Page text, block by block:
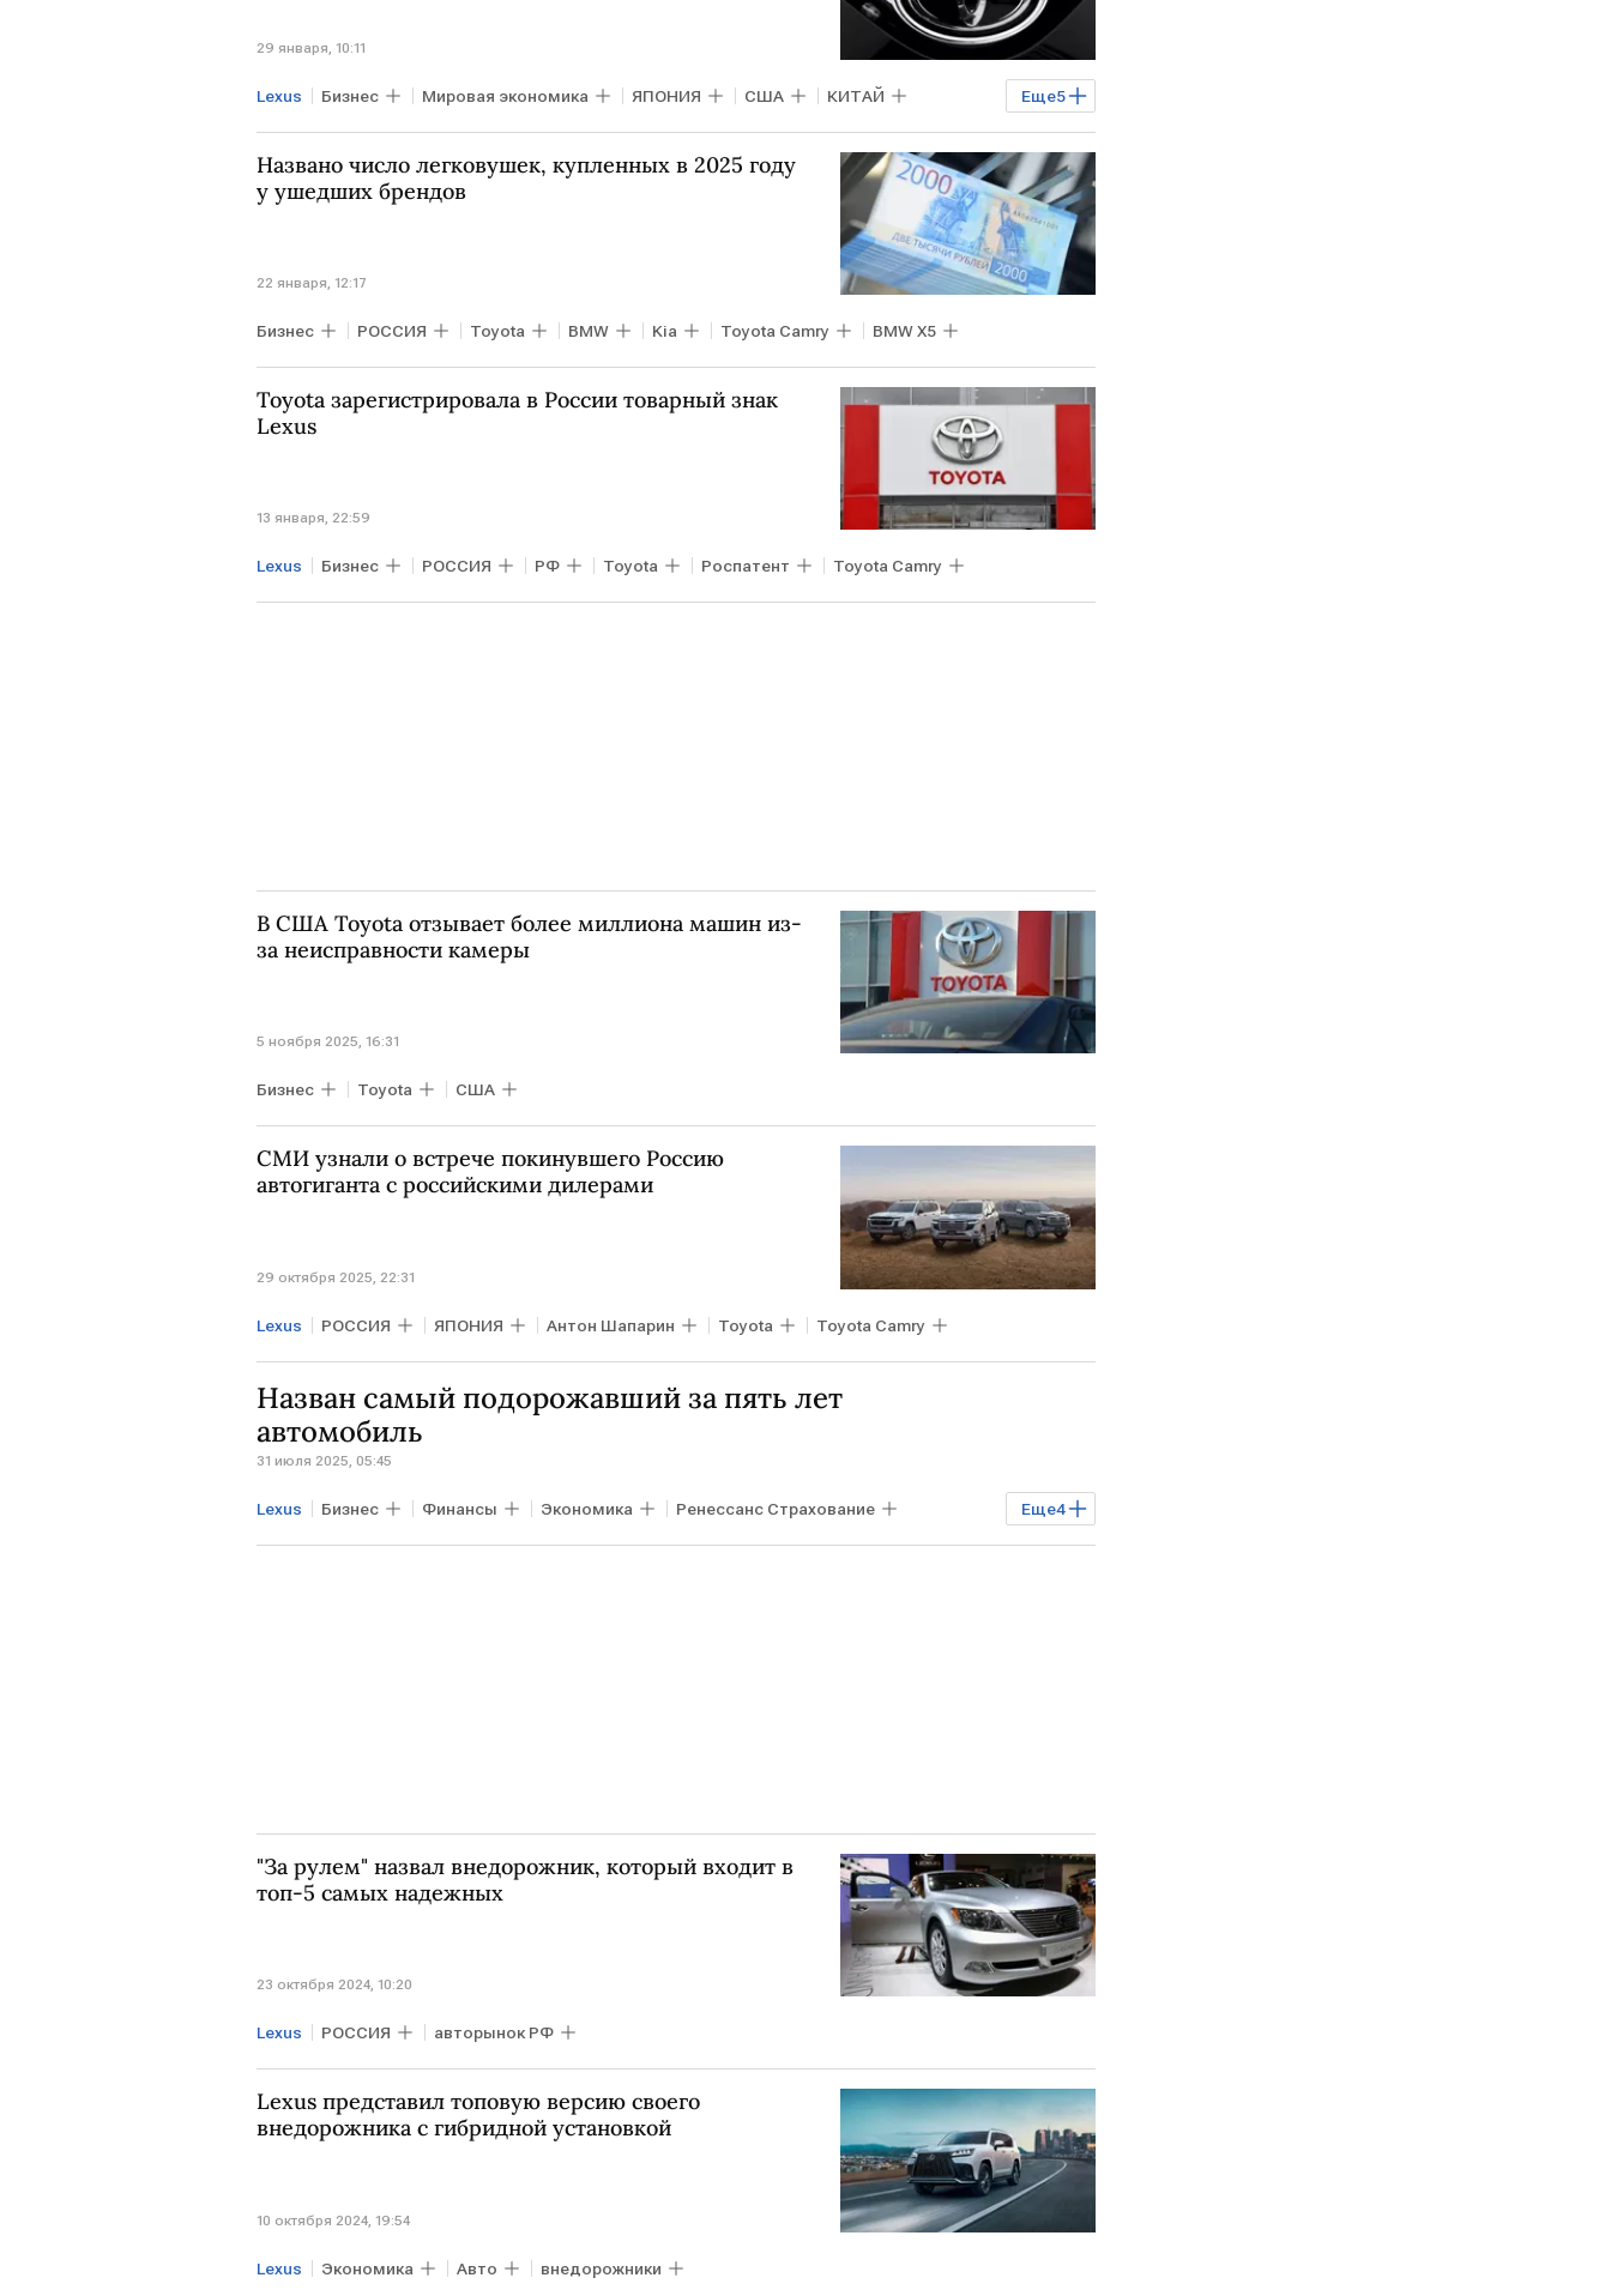
29 января, 10:11
Еще5
Lexus Бизнес Мировая экономика ЯПОНИЯ США КИТАЙ
Дональд Трамп Toyota Volkswagen Toyota Camry Авто
Названо число легковушек, купленных в 2025 году
у ушедших брендов
22 января, 12:17
Бизнес РОССИЯ Toyota BMW Kia Toyota Camry BMW X5
Toyota зарегистрировала в России товарный знак
Lexus
13 января, 22:59
Lexus Бизнес РОССИЯ РФ Toyota Роспатент Toyota Camry
В США Toyota отзывает более миллиона машин из-
за неисправности камеры
5 ноября 2025, 16:31
Бизнес Toyota США
СМИ узнали о встрече покинувшего Россию
автогиганта с российскими дилерами
29 октября 2025, 22:31
Lexus РОССИЯ ЯПОНИЯ Антон Шапарин Toyota Toyota Camry
Назван самый подорожавший за пять лет
автомобиль
31 июля 2025, 05:45
Еще4
Lexus Бизнес Финансы Экономика Ренессанс Страхование
Porsche BMW X5 Lada Vision 4x4 Lada X-Cross 5
"За рулем" назвал внедорожник, который входит в
топ-5 самых надежных
23 октября 2024, 10:20
Lexus РОССИЯ авторынок РФ
Lexus представил топовую версию своего
внедорожника с гибридной установкой
10 октября 2024, 19:54
Lexus Экономика Авто внедорожники